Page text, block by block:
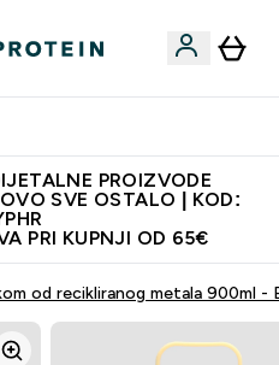
PROIZVODE
SVE OSTALO | KOD:
PRI KUPNJI OD 65€
od recikliranog metala 900ml -